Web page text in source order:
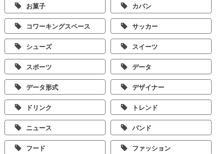
お菓子 カバン
コワーキングスペース サッカー
シューズ スイーツ
スポーツ データ
データ形式 デザイナー
ドリンク トレンド
ニュース バンド
フード ファッション